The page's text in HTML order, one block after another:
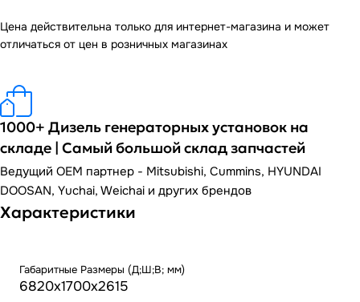
Цена действительна только для интернет-магазина и может
отличаться от цен в розничных магазинах
1000+ Дизель генераторных установок на
складе | Самый большой склад запчастей
Ведущий OEM партнер - Mitsubishi, Cummins, HYUNDAI
DOOSAN, Yuchai, Weichai и других брендов
Характеристики
Габаритные Размеры (Д;Ш;В; мм)
6820x1700x2615